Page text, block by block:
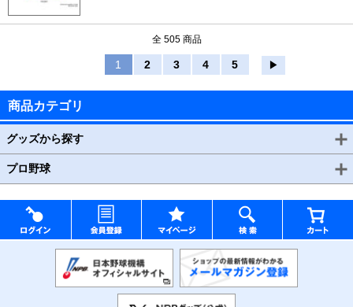
全 505 商品
1 2 3 4 5 ▶
商品カテゴリ
グッズから探す
プロ野球